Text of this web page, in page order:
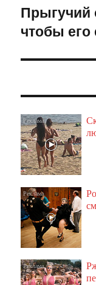
Следующая
запись:
Прыгучий
чтобы